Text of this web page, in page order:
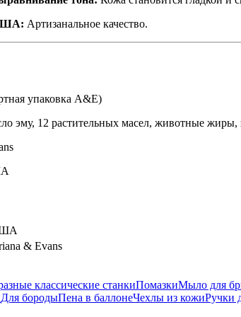
Артизанальное качество.
упаковка A&E)
эму, 12 растительных масел, животные жиры,
& Evans
классические станкиПомазкиМыло для
Для бородыПена в баллонеЧехлы из кожиРучки